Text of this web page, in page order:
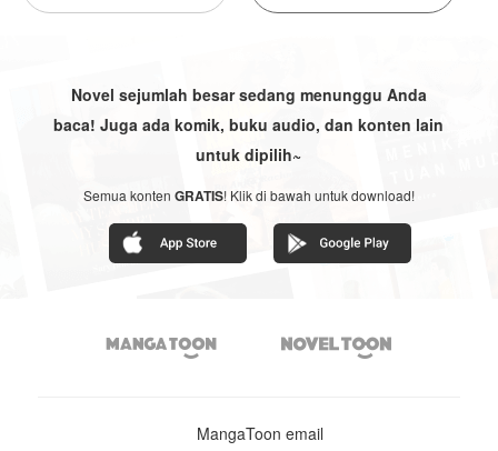
Novel sejumlah besar sedang menunggu Anda
baca! Juga ada komik, buku audio, dan konten lain
untuk dipilih~
Semua konten GRATIS! Klik di bawah untuk download!
 
MangaToon email